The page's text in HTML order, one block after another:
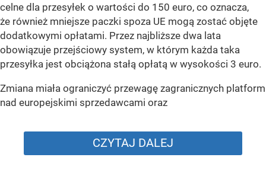
celne dla przesyłek o wartości do 150 euro, co oznacza,
że również mniejsze paczki spoza UE mogą zostać objęte
dodatkowymi opłatami. Przez najbliższe dwa lata
obowiązuje przejściowy system, w którym każda taka
przesyłka jest obciążona stałą opłatą w wysokości 3 euro.
Zmiana miała ograniczyć przewagę zagranicznych platform
nad europejskimi sprzedawcami oraz
CZYTAJ DALEJ